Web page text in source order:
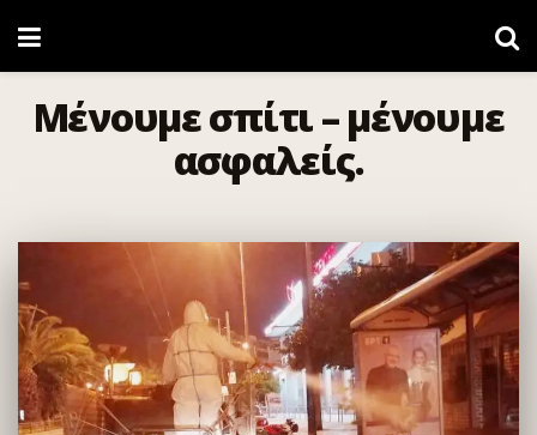
Μένουμε σπίτι – μένουμε
ασφαλείς.